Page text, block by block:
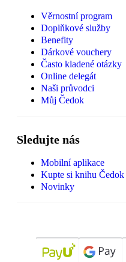
Věrnostní program
Doplňkové služby
Benefity
Dárkové vouchery
Často kladené otázky
Online delegát
Naši průvodci
Můj Čedok
Sledujte nás
Mobilní aplikace
Kupte si knihu Čedok
Novinky